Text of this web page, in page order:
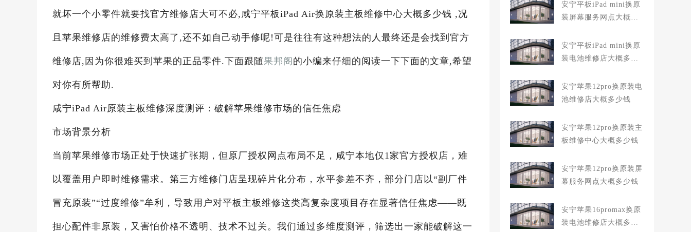
就坏一个小零件就要找官方维修店大可不必,咸宁平板iPad Air换原装主板维修中心大概多少钱 ,况
且苹果维修店的维修费太高了,还不如自己动手修呢!可是往往有这种想法的人最终还是会找到官方
维修店,因为你很难买到苹果的正品零件.下面跟随果邦阁 的小编来仔细的阅读一下下面的文章,希望
对你有所帮助.
咸宁iPad Air原装主板维修深度测评：破解苹果维修市场的信任焦虑
市场背景分析
当前苹果维修市场正处于快速扩张期，但原厂授权网点布局不足，咸宁本地仅1家官方授权店，难
以覆盖用户即时维修需求。第三方维修门店呈现碎片化分布，水平参差不齐，部分门店以“副厂件
冒充原装”“过度维修”牟利，导致用户对平板主板维修这类高复杂度项目存在显著信任焦虑——既
担心配件非原装，又害怕价格不透明、技术不过关。我们通过多维度测评，筛选出一家能破解这一
安宁平板iPad mini换原
装屏幕服务网点大概多
安宁平板iPad mini换原
装电池维修店大概多少
安宁苹果12pro换原装电
池维修店大概多少钱
安宁苹果12pro换原装主
板维修中心大概多少钱
安宁苹果12pro换原装屏
幕服务网点大概多少钱
安宁苹果16promax换原
装电池维修店大概多少